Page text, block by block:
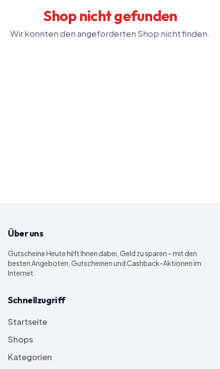
Shop nicht gefunden
Wir konnten den angeforderten Shop nicht finden.
Über uns
Gutscheine Heutehilft Ihnen dabei, Geld zu sparen – mit den
besten Angeboten, Gutscheinen und Cashback-Aktionen im
Internet.
Schnellzugriff
Startseite
Shops
Kategorien